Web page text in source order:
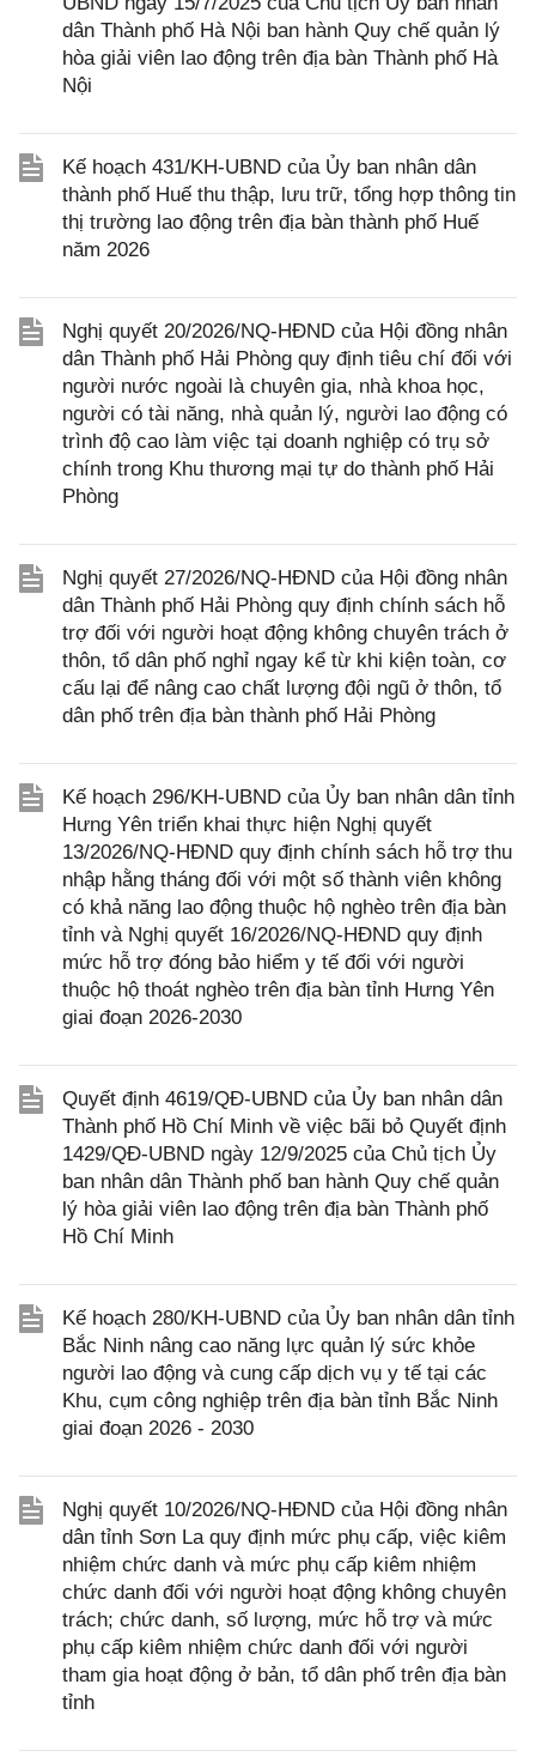
dân Thành phố Hà Nội ban hành Quy chế quản lý
hòa giải viên lao động trên địa bàn Thành phố Hà
Nội
Kế hoạch 431/KH-UBND của Ủy ban nhân dân
thành phố Huế thu thập, lưu trữ, tổng hợp thông tin
thị trường lao động trên địa bàn thành phố Huế
năm 2026
Nghị quyết 20/2026/NQ-HĐND của Hội đồng nhân
dân Thành phố Hải Phòng quy định tiêu chí đối với
người nước ngoài là chuyên gia, nhà khoa học,
người có tài năng, nhà quản lý, người lao động có
trình độ cao làm việc tại doanh nghiệp có trụ sở
chính trong Khu thương mại tự do thành phố Hải
Phòng
Nghị quyết 27/2026/NQ-HĐND của Hội đồng nhân
dân Thành phố Hải Phòng quy định chính sách hỗ
trợ đối với người hoạt động không chuyên trách ở
thôn, tổ dân phố nghỉ ngay kể từ khi kiện toàn, cơ
cấu lại để nâng cao chất lượng đội ngũ ở thôn, tổ
dân phố trên địa bàn thành phố Hải Phòng
Kế hoạch 296/KH-UBND của Ủy ban nhân dân tỉnh
Hưng Yên triển khai thực hiện Nghị quyết
13/2026/NQ-HĐND quy định chính sách hỗ trợ thu
nhập hằng tháng đối với một số thành viên không
có khả năng lao động thuộc hộ nghèo trên địa bàn
tỉnh và Nghị quyết 16/2026/NQ-HĐND quy định
mức hỗ trợ đóng bảo hiểm y tế đối với người
thuộc hộ thoát nghèo trên địa bàn tỉnh Hưng Yên
giai đoạn 2026-2030
Quyết định 4619/QĐ-UBND của Ủy ban nhân dân
Thành phố Hồ Chí Minh về việc bãi bỏ Quyết định
1429/QĐ-UBND ngày 12/9/2025 của Chủ tịch Ủy
ban nhân dân Thành phố ban hành Quy chế quản
lý hòa giải viên lao động trên địa bàn Thành phố
Hồ Chí Minh
Kế hoạch 280/KH-UBND của Ủy ban nhân dân tỉnh
Bắc Ninh nâng cao năng lực quản lý sức khỏe
người lao động và cung cấp dịch vụ y tế tại các
Khu, cụm công nghiệp trên địa bàn tỉnh Bắc Ninh
giai đoạn 2026 - 2030
Nghị quyết 10/2026/NQ-HĐND của Hội đồng nhân
dân tỉnh Sơn La quy định mức phụ cấp, việc kiêm
nhiệm chức danh và mức phụ cấp kiêm nhiệm
chức danh đối với người hoạt động không chuyên
trách; chức danh, số lượng, mức hỗ trợ và mức
phụ cấp kiêm nhiệm chức danh đối với người
tham gia hoạt động ở bản, tổ dân phố trên địa bàn
tỉnh